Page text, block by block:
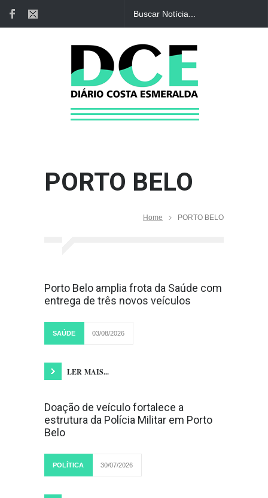
PORTO BELO
Home PORTO BELO
Porto Belo amplia frota da Saúde com
entrega de três novos veículos
SAÚDE 03/08/2026
LER MAIS...
Doação de veículo fortalece a
estrutura da Polícia Militar em Porto
Belo
POLÍTICA 30/07/2026